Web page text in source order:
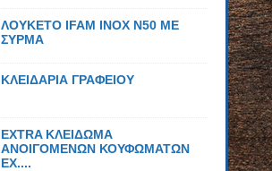
ΛΟΥΚΕΤΟ IFAM ΙΝΟΧ N50 ΜΕ
ΣΥΡΜΑ
ΚΛΕΙΔΑΡΙΑ ΓΡΑΦΕΙΟΥ
EXTRA ΚΛΕΙΔΩΜΑ
ΑΝΟΙΓΟΜΕΝΩΝ ΚΟΥΦΩΜΑΤΩΝ
EX....